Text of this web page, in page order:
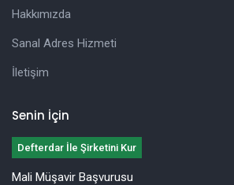
Hakkımızda
Sanal Adres Hizmeti
İletişim
Senin İçin
Defterdar İle Şirketini Kur
Mali Müşavir Başvurusu